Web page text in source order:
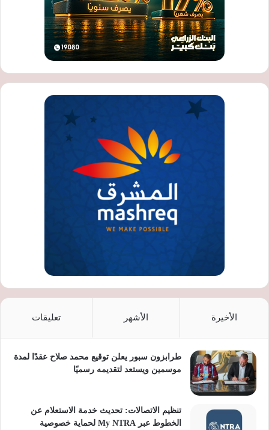
الأخيرة الأشهر تعليقات
طرابزون سبور يعلن توقيع محمد صلاح عقدًا لمدة
موسمين ويستعد لتقديمه رسميًا
تنظيم الاتصالات: تحديث خدمة الاستعلام عن
الخطوط عبر My NTRA لحماية خصوصية